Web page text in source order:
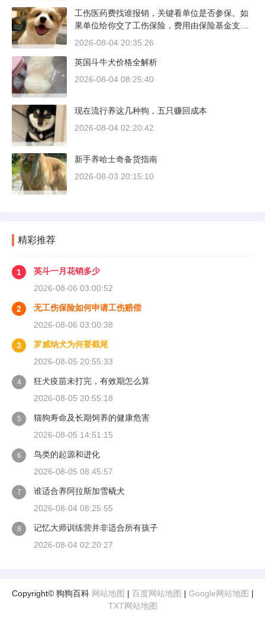
工伤医药费找谁报销，关键看单位是否参保。如
果单位给你交了工伤保险，费用由保险基金支
付；要是单位没参保，那就由单位自己掏钱。很
又推给医保，两边扯皮耽误治疗。这篇就把这事
讲清楚。
2026-08-04 20:35:26
英国斗牛犬价格全解析
2026-08-04 08:25:40
现在流行养这几种狗，五只赚回成本
2026-08-04 02:20:42
新手养哈士奇备货指南
2026-08-03 20:15:10
精彩推荐
1
英斗一月花销多少
2026-08-06 03:00:52
2
无工伤保险如何申请工伤赔偿
2026-08-06 03:00:38
3
罗威纳犬为何要截尾
2026-08-05 20:55:33
4
狂犬疫苗未打完，有效期怎么算
2026-08-05 20:55:18
5
猫狗寿命及长期饲养的健康危害
2026-08-05 14:51:15
6
鸟类的起源和进化
2026-08-05 08:45:57
7
谁适合养阿拉斯加雪橇犬
2026-08-04 08:25:55
8
记忆大师训练营并非适合所有孩子
2026-08-04 02:20:27
Copyright© 狗狗百科 网站地图 | 百度网站地图 | Google网站地图 |
TXT网站地图